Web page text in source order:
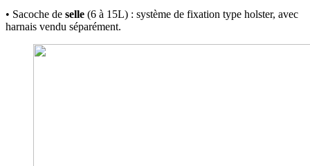
• Sacoche de selle (6 à 15L) : système de fixation type holster, avec
harnais vendu séparément.